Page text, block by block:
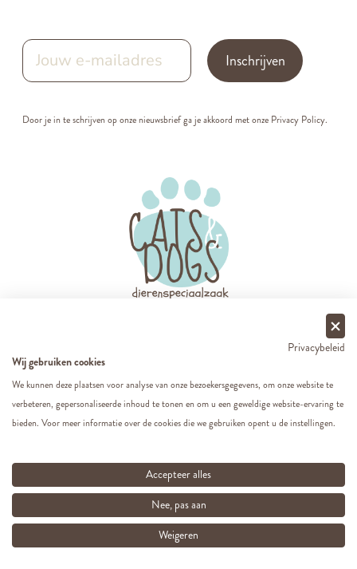
Inschrijven
Door je in te schrijven op onze nieuwsbrief ga je akkoord met onze Privacy Policy.
Over Cats & Dogs
Populaire categorieën
Voor jou
Vragen
Privacybeleid
Wij gebruiken cookies
We kunnen deze plaatsen voor analyse van onze bezoekersgegevens, om onze website te
verbeteren, gepersonaliseerde inhoud te tonen en om u een geweldige website-ervaring te
bieden. Voor meer informatie over de cookies die we gebruiken opent u de instellingen.
Accepteer alles
Nee, pas aan
Weigeren